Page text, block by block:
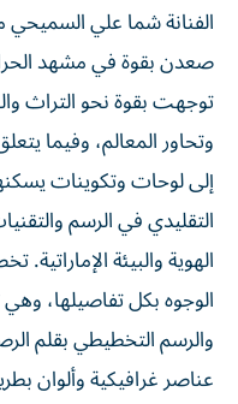
الفنانة شما علي السميحي
صعدن بقوة في مشهد
توجهت بقوة نحو التراث
وتحاور المعالم، وفيما
إلى لوحات وتكوينات
التقليدي في الرسم
الهوية والبيئة
الوجوه بكل تفاصيلها،
والرسم التخطيطي بقلم
عناصر غرافيكية وألوان